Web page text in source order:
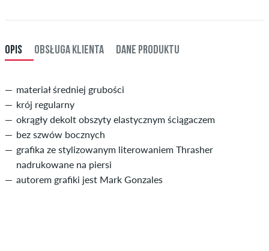
XXXL 60 121-127 108-114 121-127
OPIS OBSŁUGA KLIENTA DANE PRODUKTU
materiał średniej grubości
krój regularny
okrągły dekolt obszyty elastycznym ściągaczem
bez szwów bocznych
grafika ze stylizowanym literowaniem Thrasher
nadrukowane na piersi
autorem grafiki jest Mark Gonzales